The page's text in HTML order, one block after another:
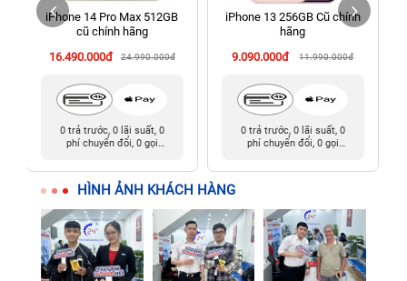
198 Hoàng Văn Thụ, Tân Sơn Nhất, Hồ Chí Minh (Tân Bình
iPhone 14 Pro Max 512GB
cũ chính hãng
16.490.000đ
24.990.000đ
0 trả trước, 0 lãi suất, 0
phí chuyển đổi, 0 gọi
iPhone 13 256GB Cũ chính
hãng
9.090.000đ
11.990.000đ
0 trả trước, 0 lãi suất, 0
phí chuyển đổi, 0 gọi
HÌNH ẢNH KHÁCH HÀNG